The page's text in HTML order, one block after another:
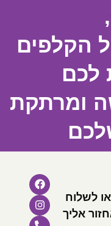
הקלפים
לכם
ומרתקת
לשלוח
אליך